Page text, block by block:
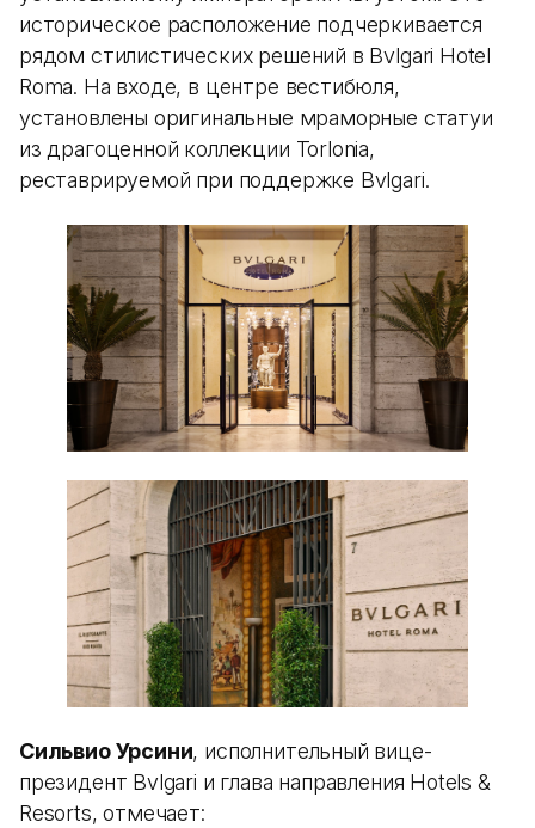
историческое расположение подчеркивается
рядом стилистических решений в Bvlgari Hotel
Roma. На входе, в центре вестибюля,
установлены оригинальные мраморные статуи
из драгоценной коллекции Torlonia,
реставрируемой при поддержке Bvlgari.
Сильвио Урсини, исполнительный вице-
президент Bvlgari и глава направления Hotels &
Resorts, отмечает: